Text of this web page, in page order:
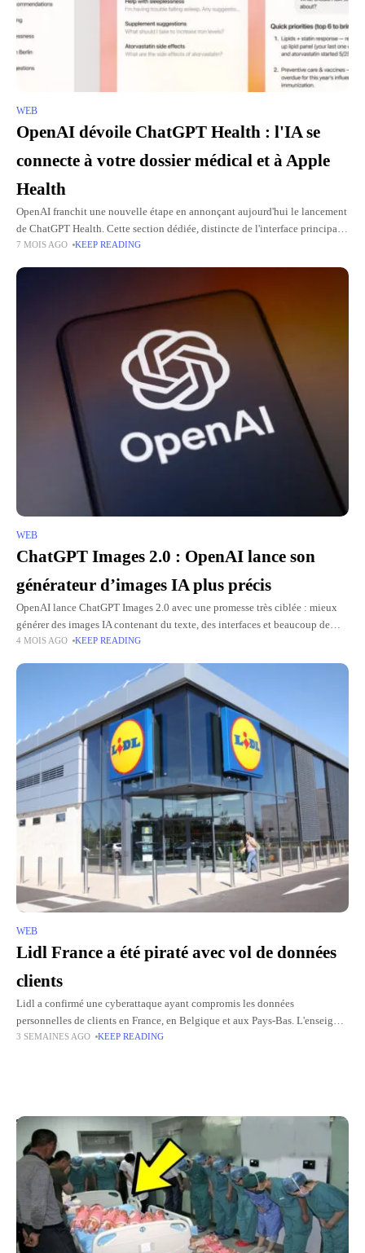
WEB
OpenAI dévoile ChatGPT Health : l'IA se
connecte à votre dossier médical et à Apple
Health
OpenAI franchit une nouvelle étape en annonçant aujourd'hui le lancement
de ChatGPT Health. Cette section dédiée, distincte de l'interface principale
du chatbot, permet aux utilisateurs d'interagir avec l'intelligence artificielle
7 MOIS AGO KEEP READING
WEB
ChatGPT Images 2.0 : OpenAI lance son
générateur d’images IA plus précis
OpenAI lance ChatGPT Images 2.0 avec une promesse très ciblée : mieux
générer des images IA contenant du texte, des interfaces et beaucoup de
détails. Cette nouvelle version s'inscrit également
4 MOIS AGO KEEP READING
WEB
Lidl France a été piraté avec vol de données
clients
Lidl a confirmé une cyberattaque ayant compromis les données
personnelles de clients en France, en Belgique et aux Pays-Bas. L'enseigne
précise qu'aucune preuve d'utilisation frauduleuse n'a été identifiée à ce
3 SEMAINES AGO KEEP READING
Top Picks for You